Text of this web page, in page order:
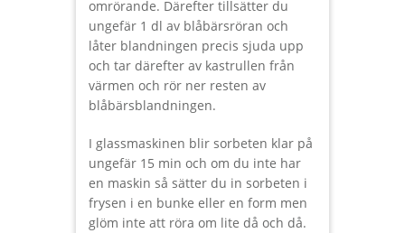
omrörande. Därefter tillsätter du
ungefär 1 dl av blåbärsröran och
låter blandningen precis sjuda upp
och tar därefter av kastrullen från
värmen och rör ner resten av
blåbärsblandningen.
I glassmaskinen blir sorbeten klar på
ungefär 15 min och om du inte har
en maskin så sätter du in sorbeten i
frysen i en bunke eller en form men
glöm inte att röra om lite då och då.